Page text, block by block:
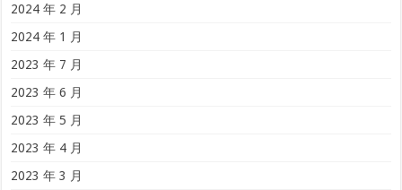
2024 年 2 月
2024 年 1 月
2023 年 7 月
2023 年 6 月
2023 年 5 月
2023 年 4 月
2023 年 3 月